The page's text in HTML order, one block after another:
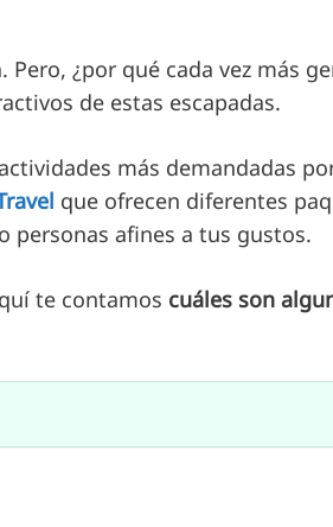
¿por qué cada vez más
de estas escapadas.
más demandadas
que ofrecen diferentes
personas afines a tus gustos.
te contamos cuáles son